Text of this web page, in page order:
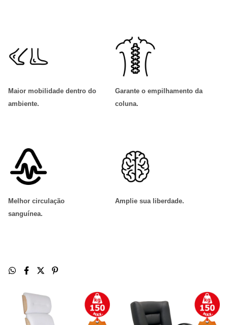
Maior mobilidade dentro do
ambiente.
Garante o empilhamento da
coluna.
Melhor circulação
sanguínea.
Amplie sua liberdade.